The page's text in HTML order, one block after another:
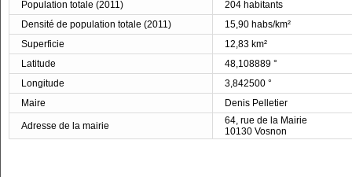
Population totale (2011)
204 habitants
Densité de population totale (2011)
15,90 habs/km²
Superficie
12,83 km²
Latitude
48,108889 °
Longitude
3,842500 °
Maire
Denis Pelletier
Adresse de la mairie
64, rue de la Mairie
10130 Vosnon